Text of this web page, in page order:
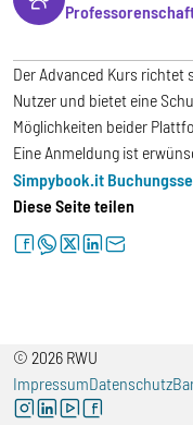
Der Advanced Kurs
Nutzer und bietet eine
Möglichkeiten beider
Eine Anmeldung ist
Simpybook.it
Diese Seite teilen
facebookwhatsapptwitterlinkedinletter
© 2026 RWU
ImpressumDatenschutz
instagramlinkedinyoutubefacebook